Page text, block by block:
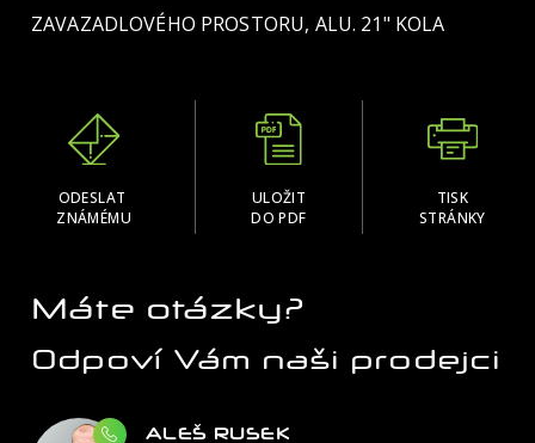
ZAVAZADLOVÉHO PROSTORU, ALU. 21" KOLA
ODESLAT
ZNÁMÉMU
ULOŽIT
DO PDF
TISK
STRÁNKY
Máte otázky?
Odpoví Vám naši prodejci
ALEŠ RUSEK